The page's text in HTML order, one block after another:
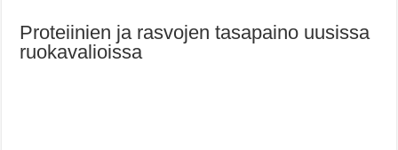
Proteiinien ja rasvojen tasapaino uusissa
ruokavalioissa